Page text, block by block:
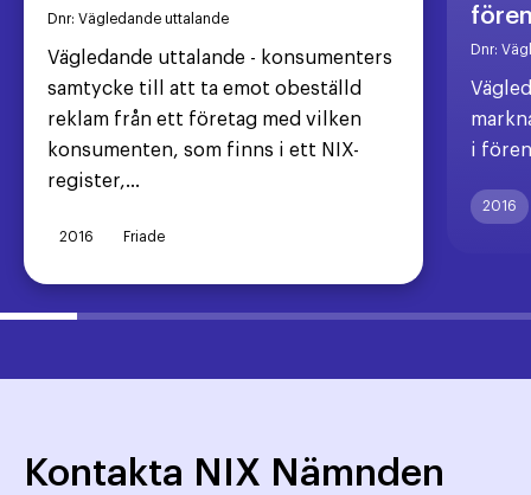
Dnr: Vägledande uttalande
Vägledande uttalande - konsumenters
samtycke till att ta emot obeställd
reklam från ett företag med vilken
konsumenten, som finns i ett NIX-
register,...
2016 Friade
Dnr:
i
2016
Kontakta NIX Nämnden